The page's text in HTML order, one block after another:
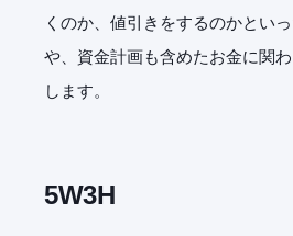
くのか、値引きをするのかとい
や、資金計画も含めたお金に関
します。
5W3H